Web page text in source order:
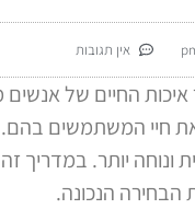
אין תגובות
החיים של אנשים
את חיי המשתמשים
ונוחה יותר. במדריך
הבחירה הנכונה.